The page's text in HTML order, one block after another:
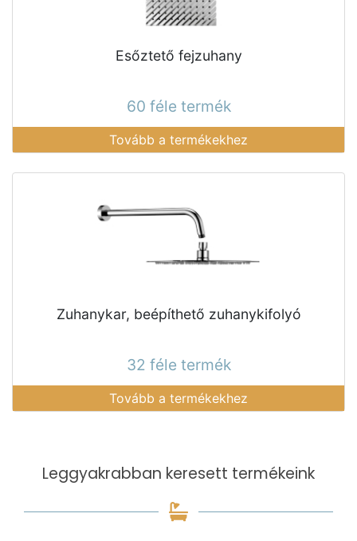
Esőztető fejzuhany
60 féle termék
Tovább a termékekhez
Zuhanykar, beépíthető zuhanykifolyó
32 féle termék
Tovább a termékekhez
Leggyakrabban keresett termékeink